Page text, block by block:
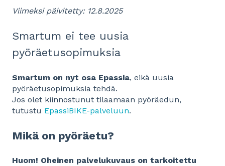
Viimeksi päivitetty: 12.8.2025
Smartum ei tee uusia
pyöräetusopimuksia
Smartum on nyt osa Epassia, eikä uusia
pyöräetusopimuksia tehdä.
Jos olet kiinnostunut tilaamaan pyöräedun,
tutustu EpassiBIKE-palveluun.
Mikä on pyöräetu?
Huom! Oheinen palvelukuvaus on tarkoitettu